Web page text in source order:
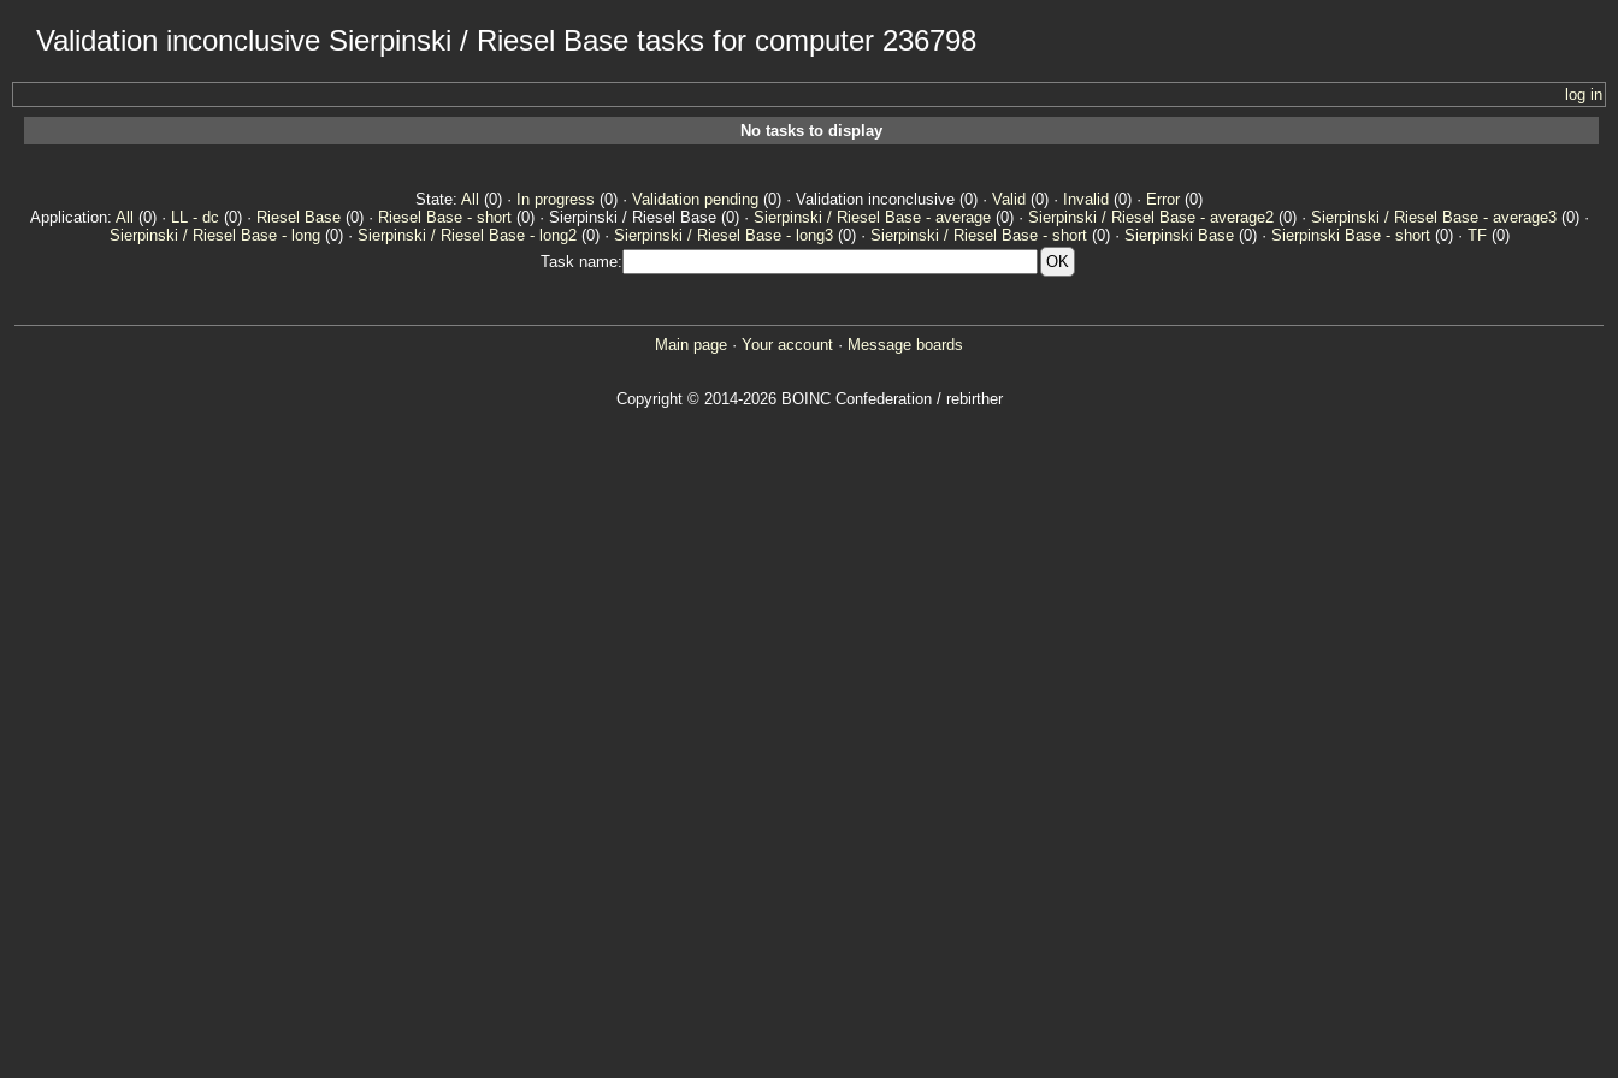
Validation inconclusive Sierpinski / Riesel Base tasks for computer 236798
log in
No tasks to display
State: All (0) · In progress (0) · Validation pending (0) · Validation inconclusive (0) · Valid (0) · Invalid (0) · Error (0)
Application: All (0) · LL - dc (0) · Riesel Base(0) · Riesel Base - short(0) · Sierpinski / Riesel Base (0) · Sierpinski / Riesel Base - average(0) · Sierpinski / Riesel Base - average2(0) · Sierpinski / Riesel Base - average3(0) ·
Sierpinski / Riesel Base - long(0) · Sierpinski / Riesel Base - long2(0) · Sierpinski / Riesel Base - long3(0) · Sierpinski / Riesel Base - short(0) · Sierpinski Base(0) · Sierpinski Base - short(0) · TF(0)
Task name:
Main page · Your account · Message boards
Copyright © 2014-2026 BOINC Confederation / rebirther